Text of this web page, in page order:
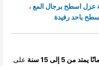
اسطح برجال المع ،
باحد رفيدة
يمتد من 5 إلى 15 سنة
على